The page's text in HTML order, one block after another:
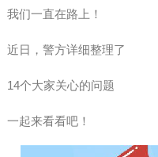
我们一直在路上！
近日，警方详细整理了
14个大家关心的问题
一起来看看吧！